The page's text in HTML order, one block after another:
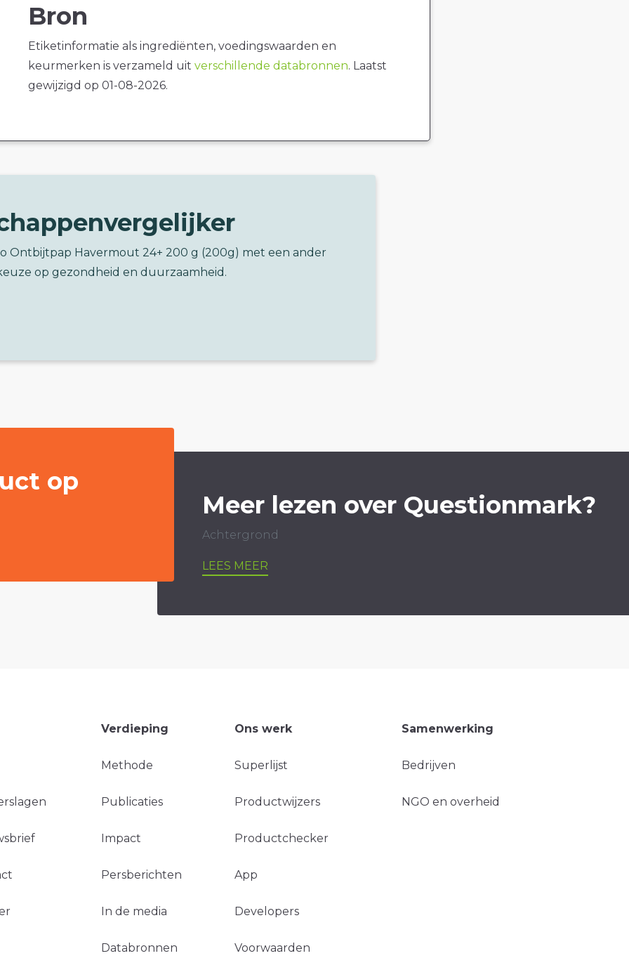
Bron
Etiketinformatie als ingrediënten, voedingswaarden en
keurmerken is verzameld uit verschillende databronnen. Laatst
gewijzigd op 01-08-2026.
Ontbijtpap Havermout 24+ 200 g (200g) met een ander
op gezondheid en duurzaamheid.
op
Meer lezen over Questionmark?
Achtergrond
LEES MEER
Verdieping
Methode
Publicaties
Impact
Persberichten
In de media
Databronnen
Ons werk
Superlijst
Productwijzers
Productchecker
App
Developers
Voorwaarden
Samenwerking
Bedrijven
NGO en overheid